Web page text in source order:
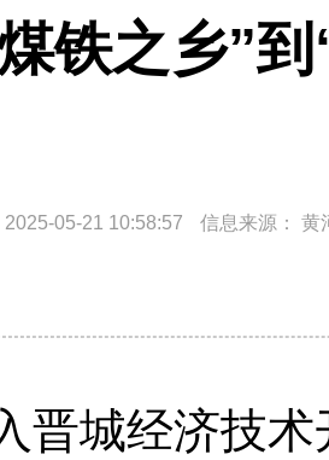
铁之乡”
2025-05-21 10:58:57 信息来源： 黄
晋城经济技